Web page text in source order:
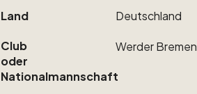
Land Deutschland
Club
oder
Nationalmannschaft
WerderBremen